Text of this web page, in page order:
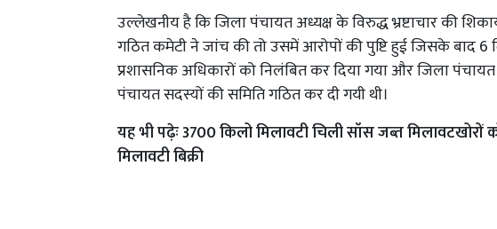
उल्लेखनीय है कि जिला पंचायत अध्यक्ष के विरुद्ध भ्रष्टाचार की
गठित कमेटी ने जांच की तो उसमें आरोपों की पुष्टि हुई जिसके बाद 6
प्रशासनिक अधिकारों को निलंबित कर दिया गया और जिला
पंचायत सदस्यों की समिति गठित कर दी गयी थी।
यह भी पढ़ेः3700 किलो मिलावटी चिली सॉस जब्त
मिलावटी बिक्री